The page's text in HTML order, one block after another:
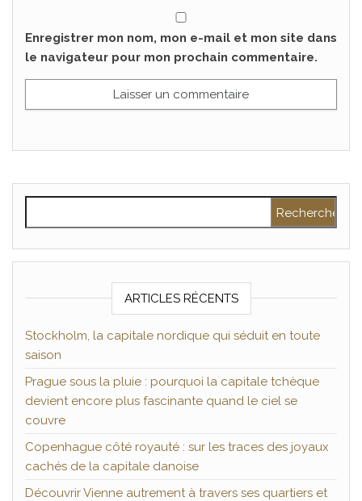
Enregistrer mon nom, mon e-mail et mon site dans
le navigateur pour mon prochain commentaire.
ARTICLES RÉCENTS
Stockholm, la capitale nordique qui séduit en toute
saison
Prague sous la pluie : pourquoi la capitale tchèque
devient encore plus fascinante quand le ciel se
couvre
Copenhague côté royauté : sur les traces des joyaux
cachés de la capitale danoise
Découvrir Vienne autrement à travers ses quartiers et